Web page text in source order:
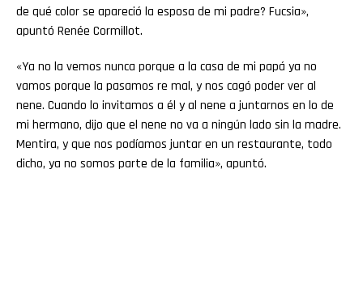
de qué color se apareció la esposa de mi padre? Fucsia»,
apuntó Renée Cormillot.
«Ya no la vemos nunca porque a la casa de mi papá ya no
vamos porque la pasamos re mal, y nos cagó poder ver al
nene. Cuando lo invitamos a él y al nene a juntarnos en lo de
mi hermano, dijo que el nene no va a ningún lado sin la madre.
Mentira, y que nos podíamos juntar en un restaurante, todo
dicho, ya no somos parte de la familia», apuntó.